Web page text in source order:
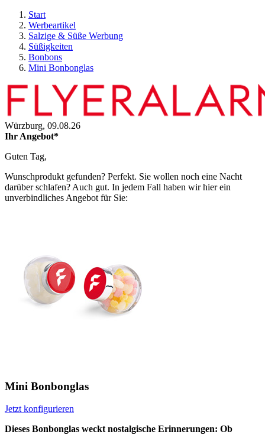
Start
Werbeartikel
Salzige & Süße Werbung
Süßigkeiten
Bonbons
Mini Bonbonglas
Würzburg, 09.08.26
Ihr Angebot*
Guten Tag,
Wunschprodukt gefunden? Perfekt. Sie wollen noch eine Nacht
darüber schlafen? Auch gut. In jedem Fall haben wir hier ein
unverbindliches Angebot für Sie:
Mini Bonbonglas
Jetzt konfigurieren
Dieses Bonbonglas weckt nostalgische Erinnerungen: Ob